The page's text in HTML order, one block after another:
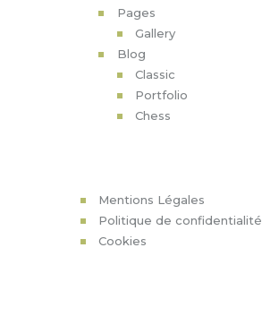
Pages
Gallery
Blog
Classic
Portfolio
Chess
Mentions Légales
Politique de confidentialité
Cookies